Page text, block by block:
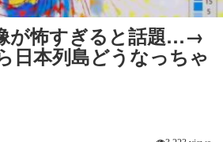
が怖すぎると話題…→
日本列島どうなっちゃ